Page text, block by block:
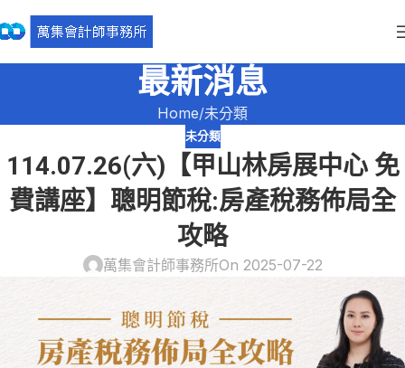
最新消息
Home 未分類
未分類
114.07.26(六)【甲山林房展中心 免
費講座】聰明節稅:房產稅務佈局全
攻略
萬集會計師事務所On 2025-07-22